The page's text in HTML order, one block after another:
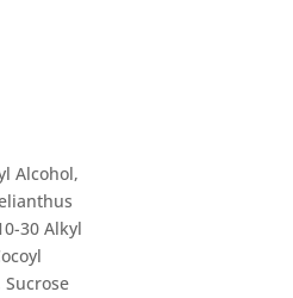
Alcohol,
30 Alkyl
Sucrose